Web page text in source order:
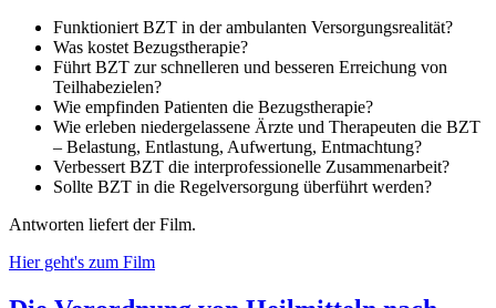
Funktioniert BZT in der ambulanten Versorgungsrealität?
Was kostet Bezugstherapie?
Führt BZT zur schnelleren und besseren Erreichung von
Teilhabezielen?
Wie empfinden Patienten die Bezugstherapie?
Wie erleben niedergelassene Ärzte und Therapeuten die BZT
– Belastung, Entlastung, Aufwertung, Entmachtung?
Verbessert BZT die interprofessionelle Zusammenarbeit?
Sollte BZT in die Regelversorgung überführt werden?
Antworten liefert der Film.
Hier geht's zum Film